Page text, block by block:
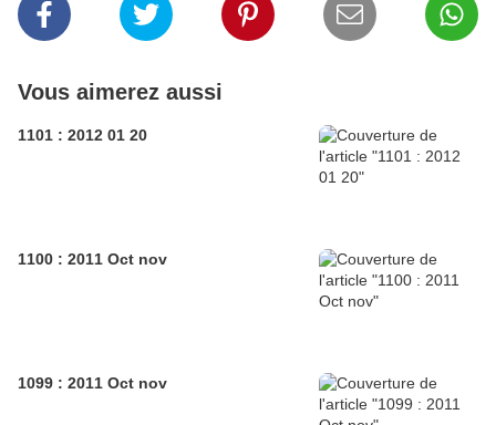
Vous aimerez aussi
1101 : 2012 01 20
1100 : 2011 Oct nov
1099 : 2011 Oct nov